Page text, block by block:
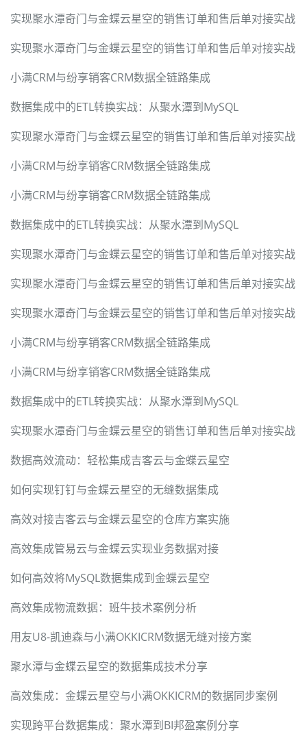
实现聚水潭奇门与金蝶云星空的销售订单和售后单对接实战
实现聚水潭奇门与金蝶云星空的销售订单和售后单对接实战
小满CRM与纷享销客CRM数据全链路集成
数据集成中的ETL转换实战：从聚水潭到MySQL
实现聚水潭奇门与金蝶云星空的销售订单和售后单对接实战
小满CRM与纷享销客CRM数据全链路集成
小满CRM与纷享销客CRM数据全链路集成
数据集成中的ETL转换实战：从聚水潭到MySQL
实现聚水潭奇门与金蝶云星空的销售订单和售后单对接实战
实现聚水潭奇门与金蝶云星空的销售订单和售后单对接实战
实现聚水潭奇门与金蝶云星空的销售订单和售后单对接实战
小满CRM与纷享销客CRM数据全链路集成
小满CRM与纷享销客CRM数据全链路集成
数据集成中的ETL转换实战：从聚水潭到MySQL
实现聚水潭奇门与金蝶云星空的销售订单和售后单对接实战
数据高效流动：轻松集成吉客云与金蝶云星空
如何实现钉钉与金蝶云星空的无缝数据集成
高效对接吉客云与金蝶云星空的仓库方案实施
高效集成管易云与金蝶云实现业务数据对接
如何高效将MySQL数据集成到金蝶云星空
高效集成物流数据：班牛技术案例分析
用友U8-凯迪森与小满OKKICRM数据无缝对接方案
聚水潭与金蝶云星空的数据集成技术分享
高效集成：金蝶云星空与小满OKKICRM的数据同步案例
实现跨平台数据集成：聚水潭到BI邦盈案例分享